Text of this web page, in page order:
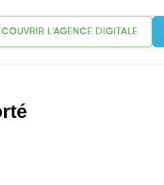
L'AGENCE DIGITALE